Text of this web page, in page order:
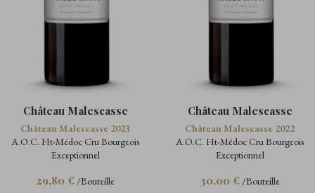
Château Malescasse
Château Malescasse 2023
A.O.C. Ht-Médoc Cru Bourgeois
Exceptionnel
29,80 € /Bouteille
Château Malescasse
Château Malescasse 2022
A.O.C. Ht-Médoc Cru Bourgeois
Exceptionnel
30,00 € /Bouteille